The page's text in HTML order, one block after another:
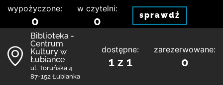
wypożyczone:
0
w czytelni:
0 sprawdź
Biblioteka -
Centrum
Kultury w
Łubiance
ul. Toruńska 4
87-152 Łubianka
dostępne:
1 z 1
zarezerwowane:
0